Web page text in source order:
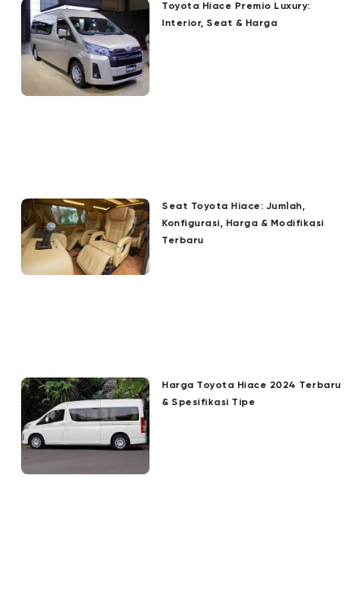
Toyota Hiace Premio Luxury:
Interior, Seat & Harga
Seat Toyota Hiace: Jumlah,
Konfigurasi, Harga & Modifikasi
Terbaru
Harga Toyota Hiace 2024 Terbaru
& Spesifikasi Tipe